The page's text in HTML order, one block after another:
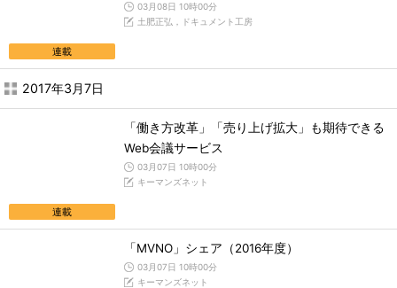
連載
03月08日 10時00分
土肥正弘，ドキュメント工房
2017年3月7日
連載
「働き方改革」「売り上げ拡大」も期待できる
Web会議サービス
03月07日 10時00分
キーマンズネット
「MVNO」シェア（2016年度）
03月07日 10時00分
キーマンズネット